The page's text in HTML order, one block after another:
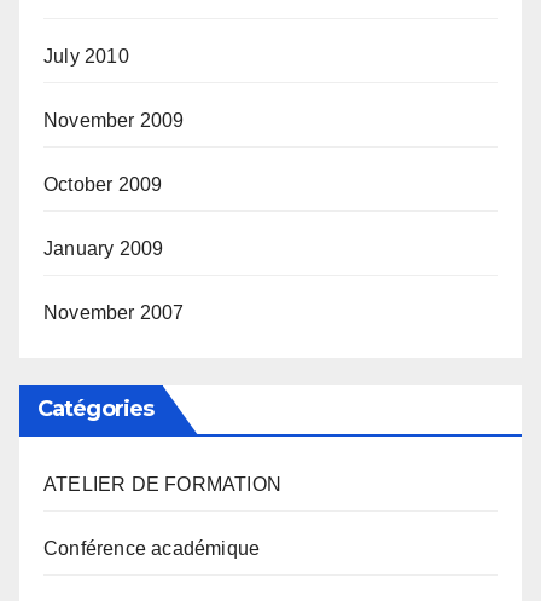
July 2010
November 2009
October 2009
January 2009
November 2007
Catégories
ATELIER DE FORMATION
Conférence académique